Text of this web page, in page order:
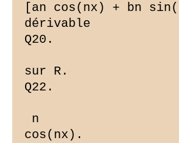
[an cos(nx) + bn
dérivable
Q20.
sur R.
Q22.
n
cos(nx).